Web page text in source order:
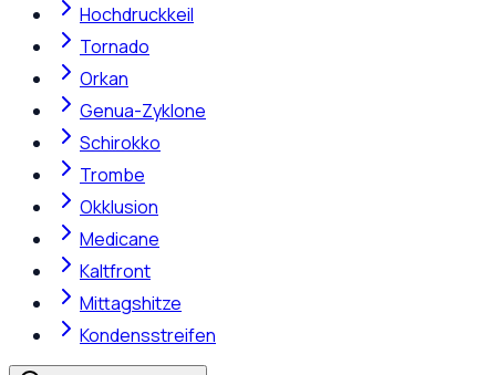
Hochdruckkeil
Tornado
Orkan
Genua-Zyklone
Schirokko
Trombe
Okklusion
Medicane
Kaltfront
Mittagshitze
Kondensstreifen